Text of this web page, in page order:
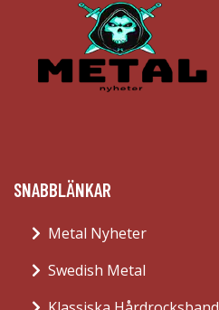
SNABBLÄNKAR
Metal Nyheter
Swedish Metal